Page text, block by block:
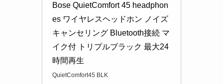
Bose QuietComfort 45 headphon
es ワイヤレスヘッドホン ノイズ
キャンセリング Bluetooth接続 マ
イク付 トリプルブラック 最大24
時間再生
QuietComfort45 BLK